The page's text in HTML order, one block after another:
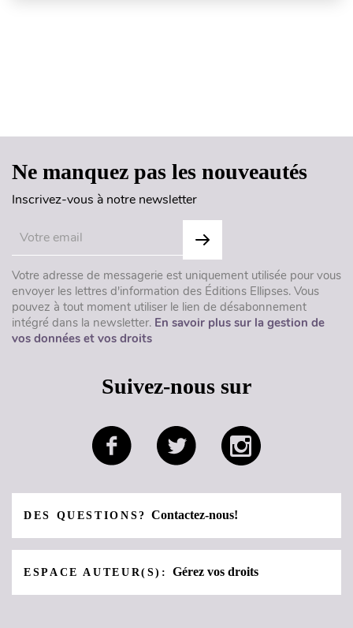
Ne manquez pas les nouveautés
Inscrivez-vous à notre newsletter
Votre adresse de messagerie est uniquement utilisée pour vous
envoyer les lettres d'information des Éditions Ellipses. Vous
pouvez à tout moment utiliser le lien de désabonnement
intégré dans la newsletter. En savoir plus sur la gestion de
vos données et vos droits
Suivez-nous sur
DES QUESTIONS?Contactez-nous!
ESPACE AUTEUR(S):Gérez vos droits